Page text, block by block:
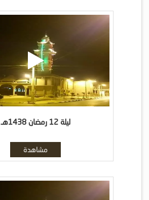
ليلة 12 رمضان 1438هـ
مشاهدة